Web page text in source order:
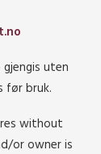
uten
før bruk.
without
or owner is